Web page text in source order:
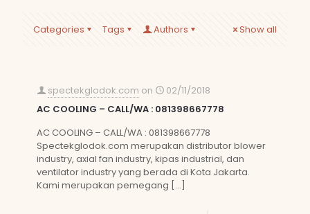
Categories Tags Authors Show all
spectekglodok.com on
02/11/2018
AC COOLING – CALL/WA : 081398667778
AC COOLING – CALL/WA : 081398667778
Spectekglodok.com merupakan distributor blower
industry, axial fan industry, kipas industrial, dan
ventilator industry yang berada di Kota Jakarta.
Kami merupakan pemegang […]